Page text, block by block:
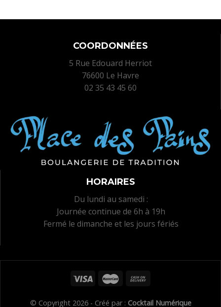
COORDONNÉES
5 Rue Edouard Herriot
76600 Le Havre
02 35 43 45 60
HORAIRES
Du lundi au samedi :
Journée continue de 6h à 19h
Fermé le dimanche et les jours fériés
© Copyright 2026 - Créé par : Cocktail Numérique